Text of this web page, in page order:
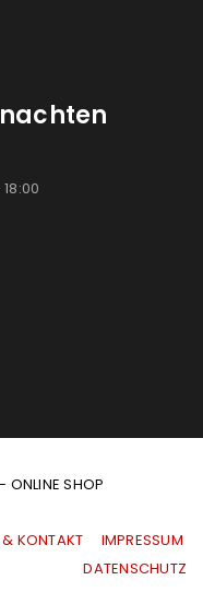
ONLINE SHOP
& KONTAKT
IMPRESSUM
|DATENSCHUTZ